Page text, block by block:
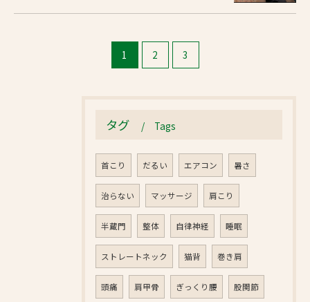
1 2 3
タグ Tags
首こり だるい エアコン 暑さ
治らない マッサージ 肩こり
半蔵門 整体 自律神経 睡眠
ストレートネック 猫背 巻き肩
頭痛 肩甲骨 ぎっくり腰 股関節